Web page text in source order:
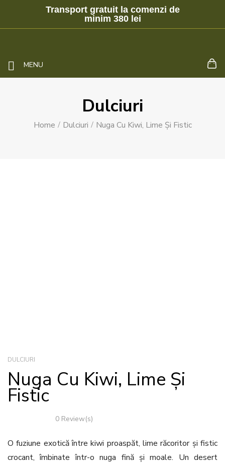
Transport gratuit la comenzi de
minim 380 lei
MENU
Dulciuri
Home Dulciuri Nuga Cu Kiwi, Lime Și Fistic
DULCIURI
Nuga Cu Kiwi, Lime Și
Fistic
0 Review(s)
O fuziune exotică între kiwi proaspăt, lime răcoritor și fistic
crocant, îmbinate într-o nuga fină și moale. Un desert